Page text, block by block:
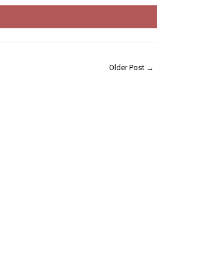
Older Post →